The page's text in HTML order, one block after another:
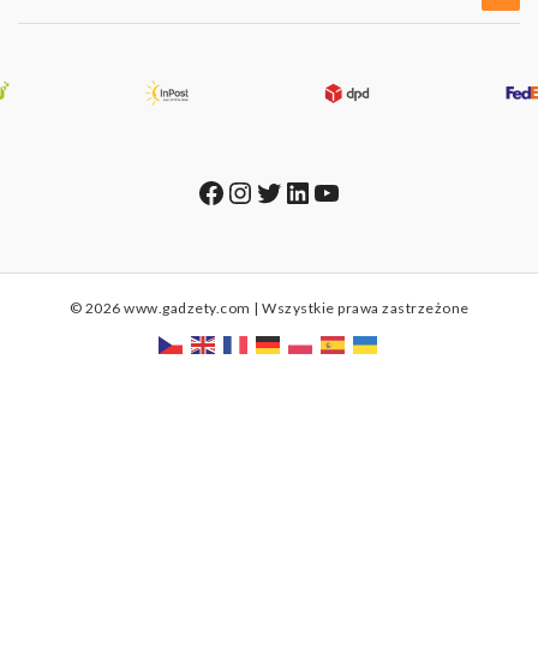
Facebook
Instagram
Twitter
LinkedIn
YouTube
© 2026 www.gadzety.com | Wszystkie prawa zastrzeżone